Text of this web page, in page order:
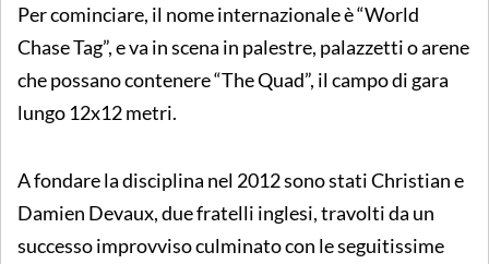
Per cominciare, il nome internazionale è “World
Chase Tag”, e va in scena in palestre, palazzetti o arene
che possano contenere “The Quad”, il campo di gara
lungo 12x12 metri.
A fondare la disciplina nel 2012 sono stati Christian e
Damien Devaux, due fratelli inglesi, travolti da un
successo improvviso culminato con le seguitissime